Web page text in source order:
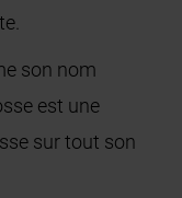
son nom
est une
sur tout son